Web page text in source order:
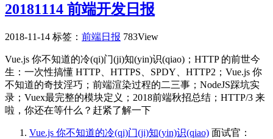
20181114 前端开发日报
2018-11-14 标签： 前端日报 783View
Vue.js 你不知道的冷(qi)门(ji)知(yin)识(qiao)；HTTP 的前世今
生：一次性搞懂 HTTP、HTTPS、SPDY、HTTP2；Vue.js 你
不知道的奇技淫巧；前端渲染过程的二三事；NodeJS踩坑实
录；Vuex最完整的模块定义；2018前端秋招总结；HTTP/3 来
啦，你还在等什么？赶紧了解一下
Vue.js 你不知道的冷(qi)门(ji)知(yin)识(qiao) 面试官：